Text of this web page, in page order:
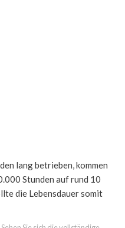
lang betrieben, kommen
Stunden auf rund 10
die Lebensdauer somit